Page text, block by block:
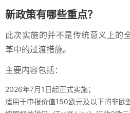
新政策有哪些重点？
此次实施的并不是传统意义上的
革中的过渡措施。
主要内容包括：
2026年7月1日起正式实施；
适用于申报价值150欧元及以下的非欧